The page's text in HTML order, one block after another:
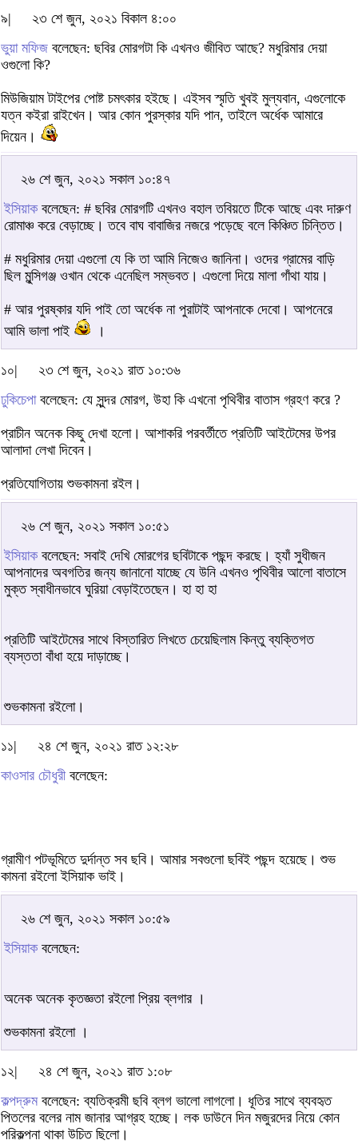
৯|
২৩ শে জুন, ২০২১ বিকাল ৪:০০
ভুয়া মফিজ বলেছেন: ছবির মোরগটা কি এখনও জীবিত আছে? মধুরিমার দেয়া
ওগুলো কি?
মিউজিয়াম টাইপের পোষ্ট চমৎকার হইছে। এইসব স্মৃতি খুবই মুল্যবান, এগুলোকে
যত্ন কইরা রাইখেন। আর কোন পুরস্কার যদি পান, তাইলে অর্ধেক আমারে
দিয়েন।
২৬ শে জুন, ২০২১ সকাল ১০:৪৭
ইসিয়াকবলেছেন: # ছবির মোরগটি এখনও বহাল তবিয়তে টিকে আছে এবং দারুণ
রোমাঞ্চ করে বেড়াচ্ছে। তবে বাঘ বাবাজির নজরে পড়েছে বলে কিঞ্চিত চিন্তিত।
# মধুরিমার দেয়া এগুলো যে কি তা আমি নিজেও জানিনা। ওদের গ্রামের বাড়ি
ছিল মুন্সিগঞ্জ ওখান থেকে এনেছিল সম্ভবত। এগুলো দিয়ে মালা গাঁথা যায়।
# আর পুরষ্কার যদি পাই তো অর্ধেক না পুরাটাই আপনাকে দেবো। আপনেরে
আমি ভালা পাই
।
১০|
২৩ শে জুন, ২০২১ রাত ১০:৩৬
ঢুকিচেপাবলেছেন: যে সুন্দর মোরগ, উহা কি এখনো পৃথিবীর বাতাস গ্রহণ করে ?
প্রাচীন অনেক কিছু দেখা হলো। আশাকরি পরবর্তীতে প্রতিটি আইটেমের উপর
আলাদা লেখা দিবেন।
প্রতিযোগিতায় শুভকামনা রইল।
২৬ শে জুন, ২০২১ সকাল ১০:৫১
ইসিয়াকবলেছেন: সবাই দেখি মোরগের ছবিটাকে পছন্দ করছে। হ্যাঁ সুধীজন
আপনাদের অবগতির জন্য জানানো যাচ্ছে যে উনি এখনও পৃথিবীর আলো বাতাসে
মুক্ত স্বাধীনভাবে ঘুরিয়া বেড়াইতেছেন। হা হা হা
প্রতিটি আইটেমের সাথে বিস্তারিত লিখতে চেয়েছিলাম কিন্তু ব্যক্তিগত
ব্যস্ততা বাঁধা হয়ে দাড়াচ্ছে।
শুভকামনা রইলো।
১১|
২৪ শে জুন, ২০২১ রাত ১২:২৮
কাওসার চৌধুরীবলেছেন:
গ্রামীণ পটভূমিতে দুর্দান্ত সব ছবি। আমার সবগুলো ছবিই পছন্দ হয়েছে। শুভ
কামনা রইলো ইসিয়াক ভাই।
২৬ শে জুন, ২০২১ সকাল ১০:৫৯
ইসিয়াকবলেছেন:
অনেক অনেক কৃতজ্ঞতা রইলো প্রিয় ব্লগার ।
শুভকামনা রইলো ।
১২|
২৪ শে জুন, ২০২১ রাত ১:০৮
কল্পদ্রুমবলেছেন: ব্যতিক্রমী ছবি ব্লগ ভালো লাগলো। ধূতির সাথে ব্যবহৃত
পিতলের বলের নাম জানার আগ্রহ হচ্ছে। লক ডাউনে দিন মজুরদের নিয়ে কোন
পরিকল্পনা থাকা উচিত ছিলো।